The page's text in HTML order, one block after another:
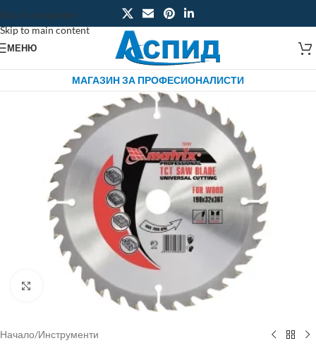
Skip to navigation
Skip to main content
МЕНЮ
МАГАЗИН ЗА ПРОФЕСИОНАЛИСТИ
Click to enlarge
Начало/Инструменти